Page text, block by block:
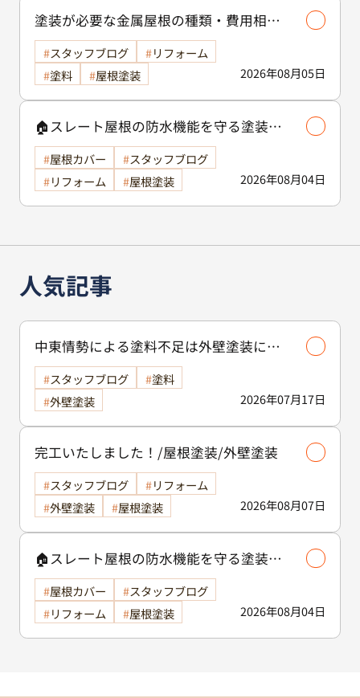
塗装が必要な金属屋根の種類・費用相場
等解説いたします🖊️
2026年08月05日
スタッフブログ
リフォーム
塗料
屋根塗装
🏠スレート屋根の防水機能を守る塗装の
役割🏠/屋根塗装
2026年08月04日
屋根カバー
スタッフブログ
リフォーム
屋根塗装
人気記事
中東情勢による塗料不足は外壁塗装に影
響する？古河市で工事を検討中の方へ
2026年07月17日
スタッフブログ
塗料
外壁塗装
完工いたしました！/屋根塗装/外壁塗装
2026年08月07日
スタッフブログ
リフォーム
外壁塗装
屋根塗装
🏠スレート屋根の防水機能を守る塗装の
役割🏠/屋根塗装
2026年08月04日
屋根カバー
スタッフブログ
リフォーム
屋根塗装